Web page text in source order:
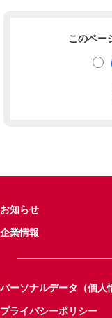
このペー
お知らせ
企業情報
パーソナルデータ（個人
プライバシーポリシー